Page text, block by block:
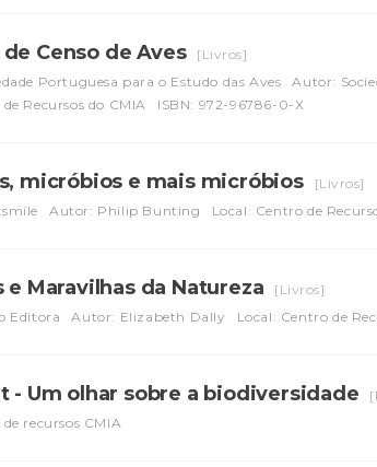
Censo de Aves
[Livros]
Portuguesa para o Estudo das Aves
Autor:
Recursos do CMIA
ISBN: 972-96786-0-X
micróbios e mais micróbios
[Livros]
Autor: Philip Bunting Local: Centro de
Maravilhas da Natureza
[Livros]
Editora
Autor: Elizabeth Dally Local: Centro de
- Um olhar sobre a biodiversidade
recursos CMIA